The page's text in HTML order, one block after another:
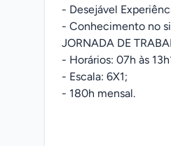
- Desejável
- Conhecimento no
JORNADA DE
- Horários: 07h às
- Escala: 6X1;
- 180h mensal.